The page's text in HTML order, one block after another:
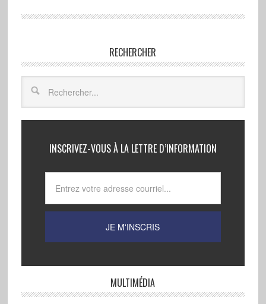
RECHERCHER
INSCRIVEZ-VOUS À LA LETTRE D’INFORMATION
MULTIMÉDIA